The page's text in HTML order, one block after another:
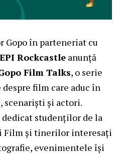
în parteneriat cu
Rockcastle anunță
Film Talks, o serie
film care aduc în
scenariști și actori.
dedicat studenților de la
Film și tinerilor interesați
evenimentele își